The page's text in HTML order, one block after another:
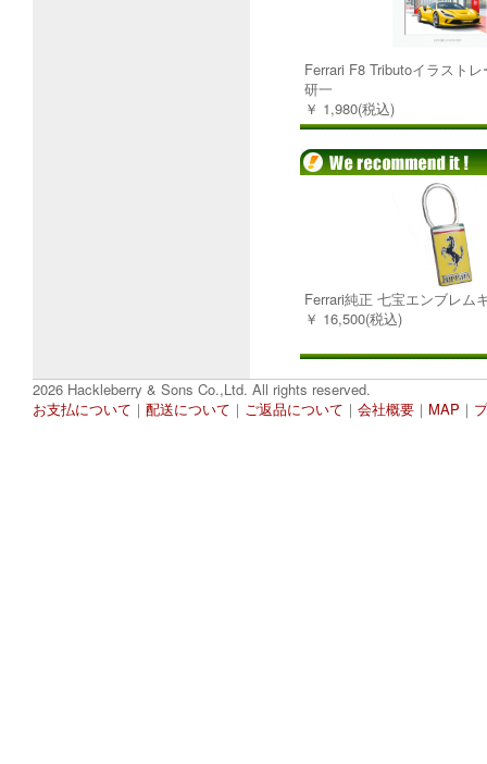
Ferrari F8 Tributoイラスト
研一
￥ 1,980(税込)
Ferrari純正 七宝エンブレム
￥ 16,500(税込)
2026 Hackleberry & Sons Co.,Ltd. All rights reserved.
お支払について ｜ 配送について ｜ ご返品について ｜ 会社概要 ｜ MAP ｜